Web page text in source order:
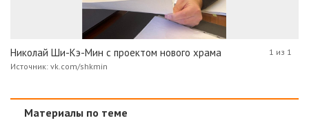
Николай Ши-Кэ-Мин с проектом нового храма
Источник: vk.com/shkmin
1 из 1
Материалы по теме